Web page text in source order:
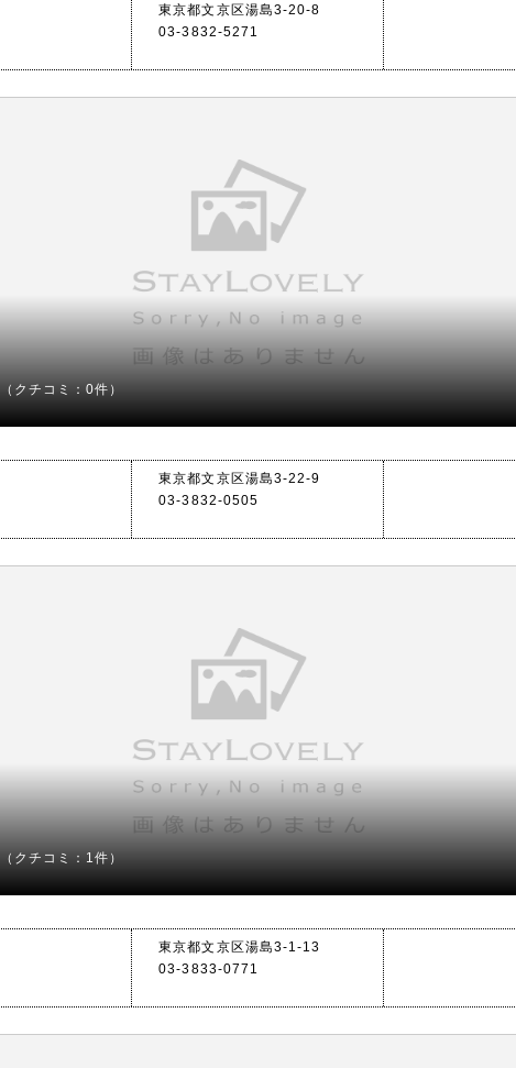
東京都文京区湯島3-20-8
03-3832-5271
（クチコミ：0件）
東京都文京区湯島3-22-9
03-3832-0505
（クチコミ：1件）
東京都文京区湯島3-1-13
03-3833-0771